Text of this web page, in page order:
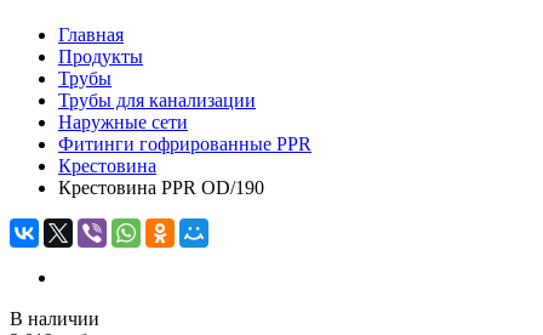
Главная
Продукты
Трубы
Трубы для канализации
Наружные сети
Фитинги гофрированные PPR
Крестовина
Крестовина PPR OD/190
В наличии